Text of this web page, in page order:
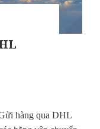
hàng qua DHL